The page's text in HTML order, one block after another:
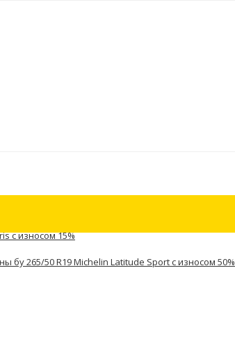
с износом 15%
бу 265/50 R19 Michelin Latitude Sport с износом 50%